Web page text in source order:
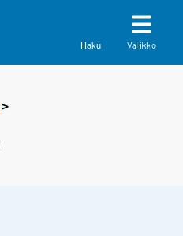
Haku Valikko
>